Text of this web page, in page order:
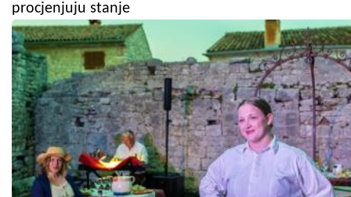
procjenjuju stanje